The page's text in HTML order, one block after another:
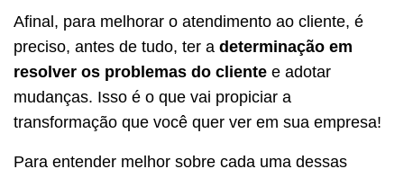
Afinal, para melhorar o atendimento ao cliente, é
preciso, antes de tudo, ter a determinação em
resolver os problemas do cliente e adotar
mudanças. Isso é o que vai propiciar a
transformação que você quer ver em sua empresa!
Para entender melhor sobre cada uma dessas